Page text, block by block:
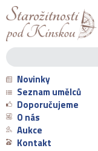
Novinky
Seznam umělců
Doporučujeme
O nás
Aukce
Kontakt